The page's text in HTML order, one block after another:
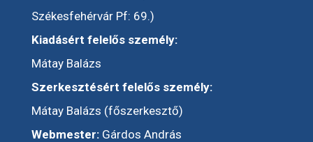
Székesfehérvár Pf: 69.)
Kiadásért felelős személy:
Mátay Balázs
Szerkesztésért felelős személy:
Mátay Balázs (főszerkesztő)
Webmester:Gárdos András